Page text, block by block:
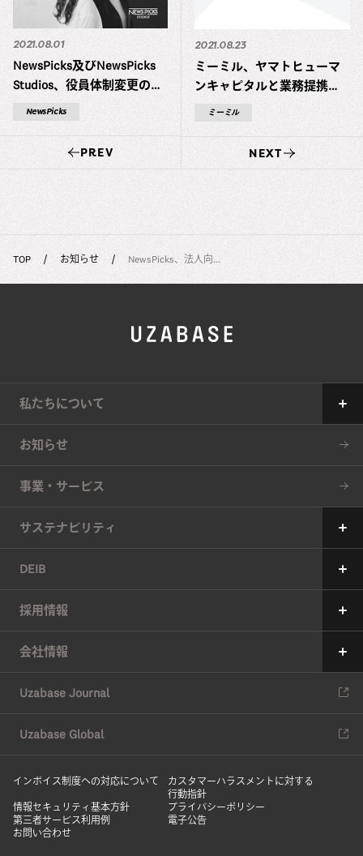
PREV
2021.08.01
NewsPicks及びNewsPicks
Studios、役員体制変更のお
知らせ
NewsPicks
NEXT
2021.08.23
ミーミル、ヤマトヒューマ
ンキャピタルと業務提携
NewsPicks Expertを通じて
ナレッジシェアを加速
ミーミル
TOP お知らせ NewsPicks、法人向...
私たちについて
Our Mission
お知らせ
事業・サービス
サステナビリティ
サステナビリティへの考え方
マテリアリティの特定アプローチ
ESG推進体制
DEIB
メッセージ
コミットメント
DEIBレポート
採用情報
メッセージ
ユーザベースの働き方
HRハンドブック
DEIBレポート
社員紹介
会社情報
会社情報
オフィス
メディアキット
Uzabase Journal
Uzabase Global
インボイス制度への対応について
カスタマーハラスメントに対する
行動指針
情報セキュリティ基本方針
プライバシーポリシー
第三者サービス利用例
電子公告
お問い合わせ